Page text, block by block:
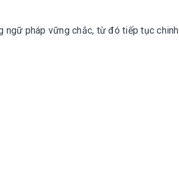
ngữ pháp vững chắc, từ đó tiếp tục chinh